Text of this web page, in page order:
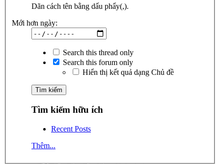
Dãn cách tên bằng dấu phẩy(,).
Mới hơn ngày:
Search this thread only
Search this forum only
Hiển thị kết quả dạng Chủ đề
Tìm kiếm hữu ích
Recent Posts
Thêm...